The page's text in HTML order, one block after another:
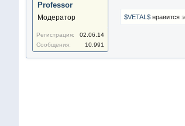
Professor
Модератор
Регистрация:
02.06.14
Сообщения:
10.991
$VETAL$нравится